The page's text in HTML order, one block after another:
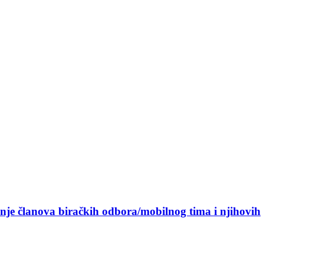
članova biračkih odbora/mobilnog tima i njihovih